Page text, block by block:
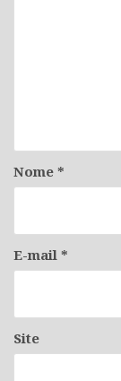
Nome *
E-mail *
Site